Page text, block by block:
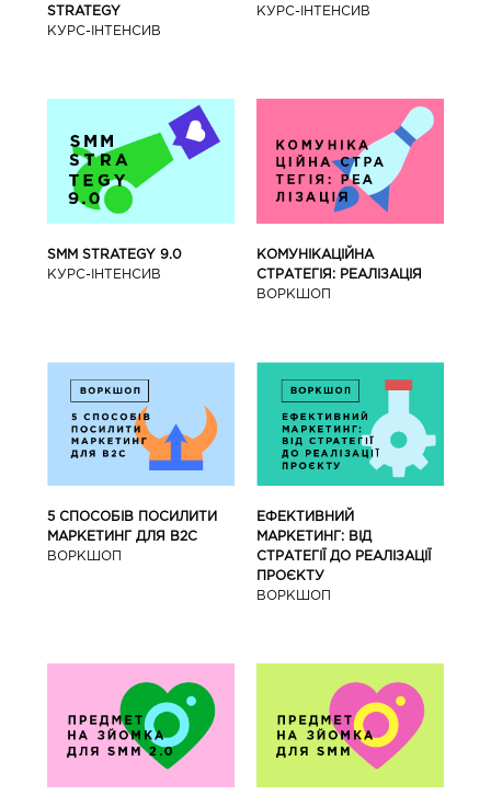
STRATEGY
КУРС-IНТЕНСИВ
КУРС-IНТЕНСИВ
SMM STRATEGY 9.0
КУРС-IНТЕНСИВ
КОМУНІКАЦІЙНА
СТРАТЕГІЯ: РЕАЛІЗАЦІЯ
ВОРКШОП
5 СПОСОБІВ ПОСИЛИТИ
МАРКЕТИНГ ДЛЯ В2С
ВОРКШОП
ЕФЕКТИВНИЙ
МАРКЕТИНГ: ВІД
СТРАТЕГІЇ ДО РЕАЛІЗАЦІЇ
ПРОЄКТУ
ВОРКШОП